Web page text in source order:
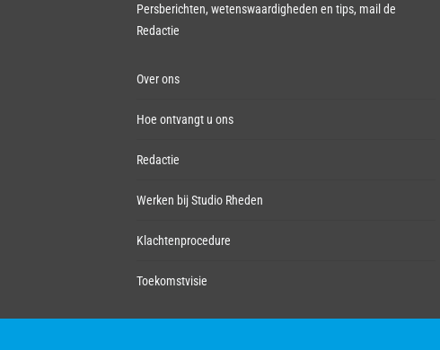
Persberichten, wetenswaardigheden en tips, mail de
Redactie
Over ons
Hoe ontvangt u ons
Redactie
Werken bij Studio Rheden
Klachtenprocedure
Toekomstvisie